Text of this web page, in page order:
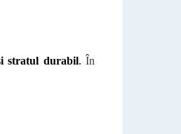
stratul durabil. În